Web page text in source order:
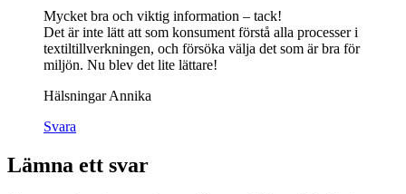
Mycket bra och viktig information – tack!
Det är inte lätt att som konsument förstå alla processer i
textiltillverkningen, och försöka välja det som är bra för
miljön. Nu blev det lite lättare!
Hälsningar Annika
Svara
Lämna ett svar